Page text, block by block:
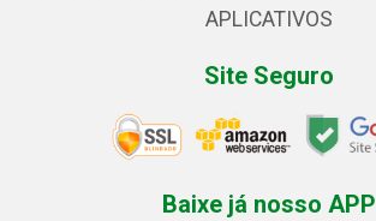
APLICATIVOS
Site Seguro
Baixe já nosso APP